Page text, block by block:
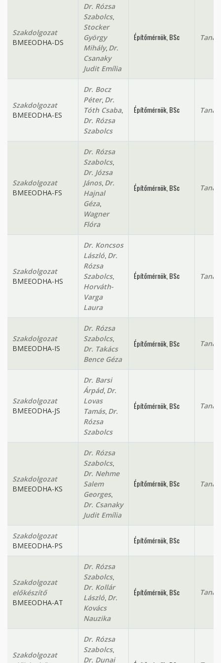
Szakdolgozat
BMEEODHA-DS
Dr. Rózsa
Szabolcs,
Stocker
György
Mihály, Dr.
Csanaky
Judit Emília
Építőmérnök, BSc
Szakdolgozat
BMEEODHA-ES
Dr. Bocz
Péter, Dr.
Tóth Csaba,
Dr. Rózsa
Szabolcs
Építőmérnök, BSc
Szakdolgozat
BMEEODHA-FS
Dr. Rózsa
Szabolcs,
Dr. Józsa
János, Dr.
Hajnal
Géza,
Wagner
Flóra
Építőmérnök, BSc
Szakdolgozat
BMEEODHA-HS
Dr. Koncsos
László Dr.
Rózsa
Szabolcs,
Horváth-
Varga
Laura
Építőmérnök, BSc
Szakdolgozat
BMEEODHA-IS
Dr. Rózsa
Szabolcs,
Dr. Takács
Bence Géza
Építőmérnök, BSc
Szakdolgozat
BMEEODHA-JS
Dr. Barsi
Árpád, Dr.
Lovas
Tamás, Dr.
Rózsa
Szabolcs
Építőmérnök, BSc
Szakdolgozat
BMEEODHA-KS
Dr. Rózsa
Szabolcs,
Dr. Nehme
Salem
Georges,
Dr. Csanaky
Judit Emília
Építőmérnök, BSc
Szakdolgozat
BMEEODHA-PS
Építőmérnök, BSc
Szakdolgozat
előkészítő
BMEEODHA-AT
Dr. Rózsa
Szabolcs,
Dr. Kollár
László Dr.
Kovács
Nauzika
Építőmérnök, BSc
Szakdolgozat
Dr. Rózsa
Szabolcs,
Dr. Dunai